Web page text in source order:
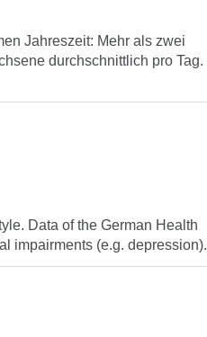
Jahreszeit: Mehr als zwei
durchschnittlich pro Tag.
Data of the German Health
impairments (e.g. depression).